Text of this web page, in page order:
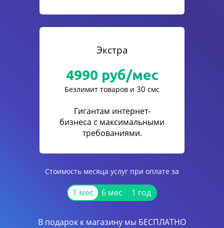
Экстра
4990 руб/мес
Безлимит товаров и 30 смс
Гигантам интернет-
бизнеса с максимальными
требованиями.
Стоимость месяца услуг при оплате за
1 мес 6 мес 1 год
В подарок к магазину мы БЕСПЛАТНО